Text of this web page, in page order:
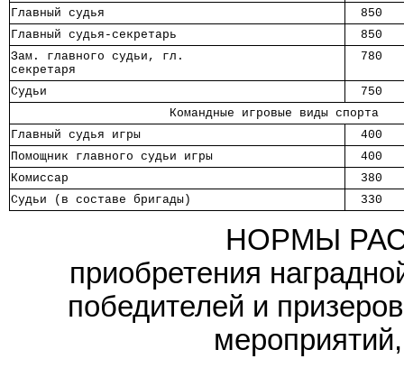
Главный судья
  850
Главный судья-секретарь
  850
Зам. главного судьи, гл.
секретаря
  780
Судьи
  750
Командные
Главный судья игры
  400
Помощник главного судьи игры
  400
Комиссар
  380
Судьи (в составе бригады)
  330
НОРМЫ
приобретения
победителей и